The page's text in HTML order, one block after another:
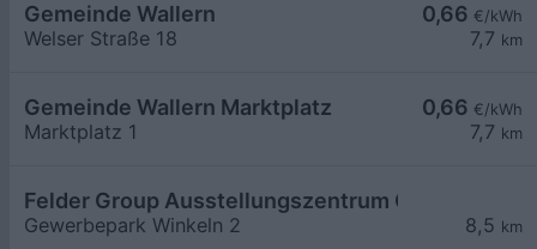
0,66 €/kWh
7,7 km
Gemeinde Wallern
Welser Straße 18
0,66 €/kWh
7,7 km
Gemeinde Wallern Marktplatz
Marktplatz 1
8,5 km
Felder Group Ausstellungszentrum
Gewerbepark Winkeln 2